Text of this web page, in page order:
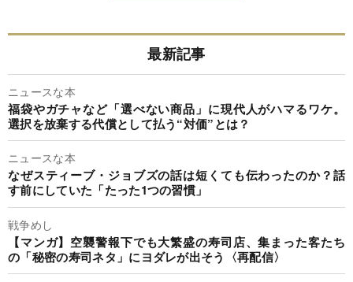
最新記事
ニュースな本
福袋やガチャなど「選べない商品」に現代人がハマるワケ。
選択を放棄する代償として払う“対価”とは？
ニュースな本
なぜスティーブ・ジョブズの話は短くても伝わったのか？話
す前にしていた「たった1つの習慣」
戦争めし
【マンガ】空襲警報下でも大繁盛の寿司店、集まった客たち
の「秘密の寿司ネタ」にヨダレが出そう〈再配信〉